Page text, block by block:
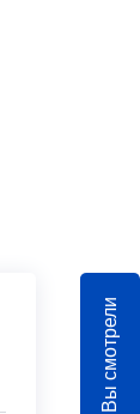
Вы смотрели